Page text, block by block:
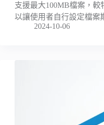
支援最大100MB檔案，較
以讓使用者自行設定檔案
2024-10-06